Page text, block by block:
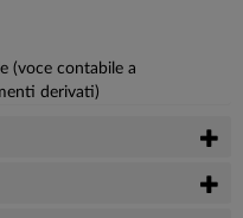
(voce contabile a
derivati)